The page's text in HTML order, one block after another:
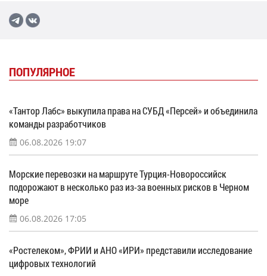
ПОПУЛЯРНОЕ
«Тантор Лабс» выкупила права на СУБД «Персей» и объединила
команды разработчиков
06.08.2026 19:07
Морские перевозки на маршруте Турция-Новороссийск
подорожают в несколько раз из-за военных рисков в Черном
море
06.08.2026 17:05
«Ростелеком», ФРИИ и АНО «ИРИ» представили исследование
цифровых технологий